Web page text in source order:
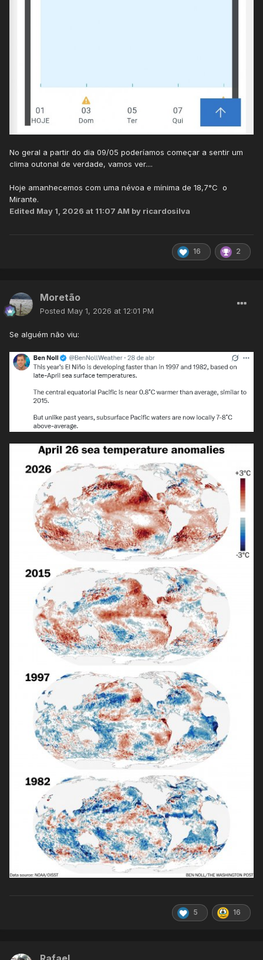
No geral a partir do dia 09/05 poderíamos começar a sentir um
clima outonal de verdade, vamos ver....
Hoje amanhecemos com uma névoa e mínima de 18,7°C o
Mirante.
Edited May 1, 2026 at 11:07 AM by ricardosilva
16 2
Moretão
Posted May 1, 2026 at 12:01 PM
Se alguém não viu:
5 16